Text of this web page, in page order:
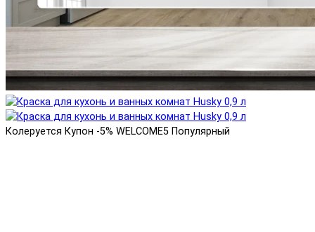
Колеруется Купон -5% WELCOME5 Популярный